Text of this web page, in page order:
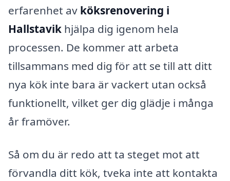
erfarenhet av köksrenovering i
Hallstavik hjälpa dig igenom hela
processen. De kommer att arbeta
tillsammans med dig för att se till att ditt
nya kök inte bara är vackert utan också
funktionellt, vilket ger dig glädje i många
år framöver.
Så om du är redo att ta steget mot att
förvandla ditt kök, tveka inte att kontakta